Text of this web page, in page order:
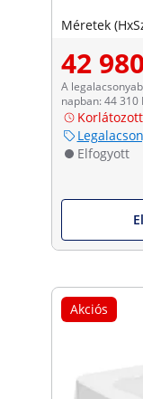
Méretek
42
A
napban: 44 310
Elfogyott
Akciós